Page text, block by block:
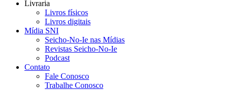
Livraria
Livros físicos
Livros digitais
Mídia SNI
Seicho-No-Ie nas Mídias
Revistas Seicho-No-Ie
Podcast
Contato
Fale Conosco
Trabalhe Conosco